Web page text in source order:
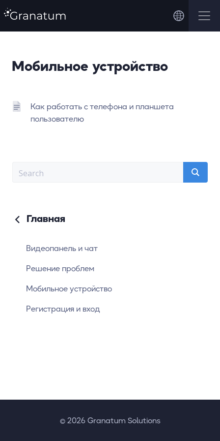
Мобильное устройство
Как работать с телефона и планшета
пользователю
Главная
Видеопанель и чат
Решение проблем
Мобильное устройство
Регистрация и вход
© 2026 Granatum Solutions